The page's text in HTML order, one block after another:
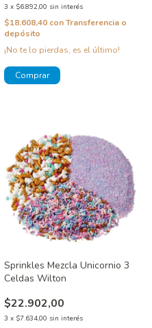
3 x $6.892,00 sin interés
$18.608,40 conTransferencia o
depósito
¡No te lo pierdas, es el último!
Sprinkles Mezcla Unicornio 3
Celdas Wilton
$22.902,00
3 x $7.634,00 sin interés